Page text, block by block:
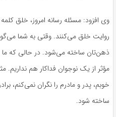
وی افزود: مسئله رسانه امروز، خلق
روایت خلق می‌کنند. وقتی به شما
ذهن‌تان ساخته می‌شود. در حالی که
مؤثر از یک نوجوان فداکار هم نداریم.
خوبم، پدر و مادرم را نگران نمی‌کنم،
ساخته شود.